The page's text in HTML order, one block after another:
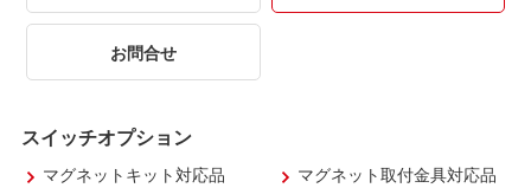
お問合せ
スイッチオプション
マグネットキット対応品 マグネット取付金具対応品